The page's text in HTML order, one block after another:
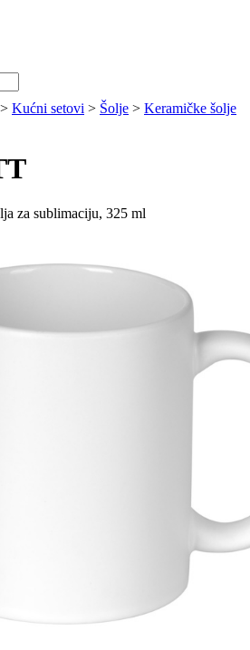
> Kućni setovi > Šolje > Keramičke šolje
za sublimaciju, 325 ml